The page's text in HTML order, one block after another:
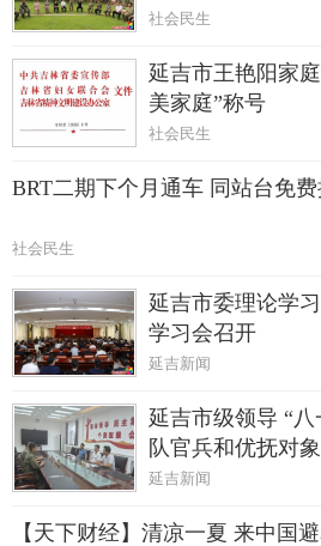
社会民生
延吉市王艳阳家
美家庭”称号
社会民生
BRT二期下个月通车 同站台免
社会民生
延吉市委理论学
学习会召开
延吉新闻
延吉市级领导 “
队官兵和优抚对象
延吉新闻
【天下财经】清凉一夏 来中国